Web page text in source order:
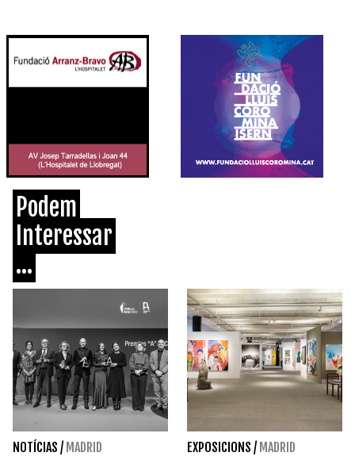
Podem
Interessar
...
NOTÍCIAS / MADRID EXPOSICIONS / MADRID